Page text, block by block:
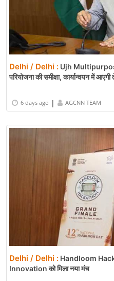
Delhi / Delhi : Ujh
परियोजना की समीक्षा, कार्यान्वयन में आएगी
6 days ago | AGCNN TEAM
Delhi / Delhi : Handloom
Innovation को मिला नया मंच